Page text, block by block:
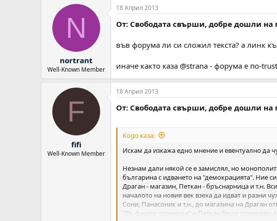
N
nortrant
Well-Known Member
18 Април 2013
От: Свободата свърши, добре дошли на
във форума ли си сложил текста? а линк
иначе както каза @strana - форума е по-
F
fifi
Well-Known Member
18 Април 2013
От: Свободата свърши, добре дошли на
Kogo каза:
Искам да изкажа едно мнение и евентуално да
Незнам дали някой се е замислял, но
българина с идването на "демокрацията". Ние
Драган - магазин, Петкан - бръснарница и т.н.
началото на новия век взеха да идват и разни
Сони, Панасоник и т.н., до магазина на Драган
"Дъ факинг прическа" и Петкан беше принуден